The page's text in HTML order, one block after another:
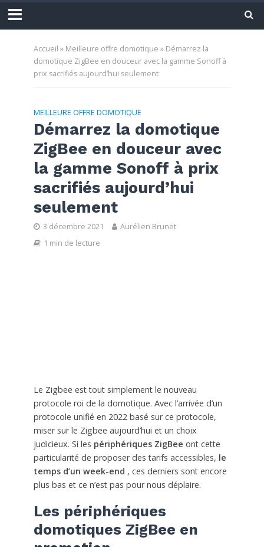
Accueil » Meilleure offre domotique » Démarrez la
domotique ZigBee en douceur avec la gamme Sonoff à
prix sacrifiés aujourd’hui seulement
MEILLEURE OFFRE DOMOTIQUE
Démarrez la domotique
ZigBee en douceur avec
la gamme Sonoff à prix
sacrifiés aujourd’hui
seulement
3 décembre 2021
Aurélien Brunet
1 min de lecture
Le Zigbee est tout simplement le nouveau
protocole roi de la domotique. Avec l’arrivée d’un
protocole unifié en 2022 basé sur ce protocole,
miser sur le Zigbee aujourd’hui et un choix
judicieux. Si les périphériques ZigBee ont cette
particularité de proposer des tarifs accessibles, le
temps d’un week-end , ces derniers sont encore
plus bas et ce n’est pas pour nous déplaire.
Les périphériques
domotiques ZigBee en